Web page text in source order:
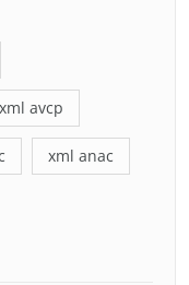
avcp
xml anac